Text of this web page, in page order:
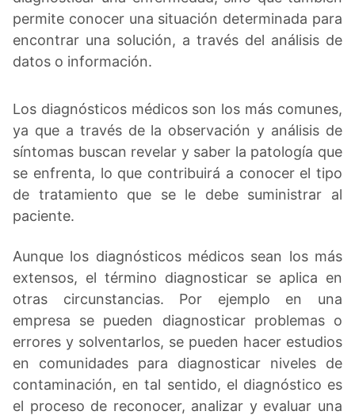
permite conocer una situación determinada para
encontrar una solución, a través del análisis de
datos o información.
Los diagnósticos médicos son los más comunes,
ya que a través de la observación y análisis de
síntomas buscan revelar y saber la patología que
se enfrenta, lo que contribuirá a conocer el tipo
de tratamiento que se le debe suministrar al
paciente.
Aunque los diagnósticos médicos sean los más
extensos, el término diagnosticar se aplica en
otras circunstancias. Por ejemplo en una
empresa se pueden diagnosticar problemas o
errores y solventarlos, se pueden hacer estudios
en comunidades para diagnosticar niveles de
contaminación, en tal sentido, el diagnóstico es
el proceso de reconocer, analizar y evaluar una